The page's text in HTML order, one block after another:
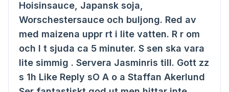
Hoisinsauce, Japansk soja,
Worschestersauce och buljong. Red av
med maizena uppr rt i lite vatten. R r om
och l t sjuda ca 5 minuter. S sen ska vara
lite simmig . Servera Jasminris till. Gott zz
s 1h Like Reply sO A o a Staffan Akerlund